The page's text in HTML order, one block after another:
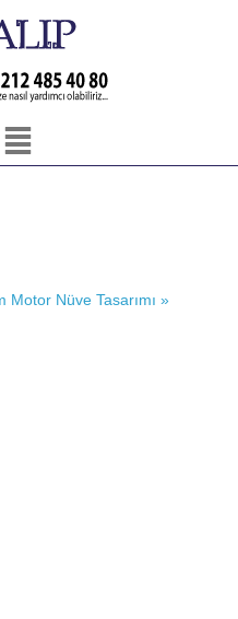
Motor Nüve Tasarımı »